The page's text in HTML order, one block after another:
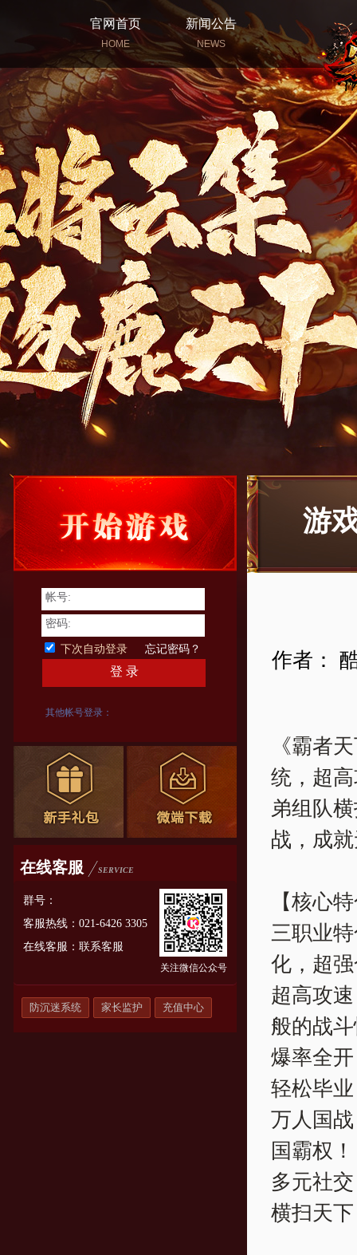
官网首页
HOME
新闻公告
NEWS
帐号:
密码:
下次自动登录 忘记密码？
登 录
其他帐号登录：
在线客服 SERVICE
群号：
客服热线：021-6426 3305
在线客服： 联系客服
关注微信公众号
防沉迷系统 家长监护 充值中心
游
作者：
《霸者
统，超
弟组队
战，成
【核心
三职业
化，超
超高攻
般的战
爆率全
轻松毕
万人国
国霸权！
多元社
横扫天